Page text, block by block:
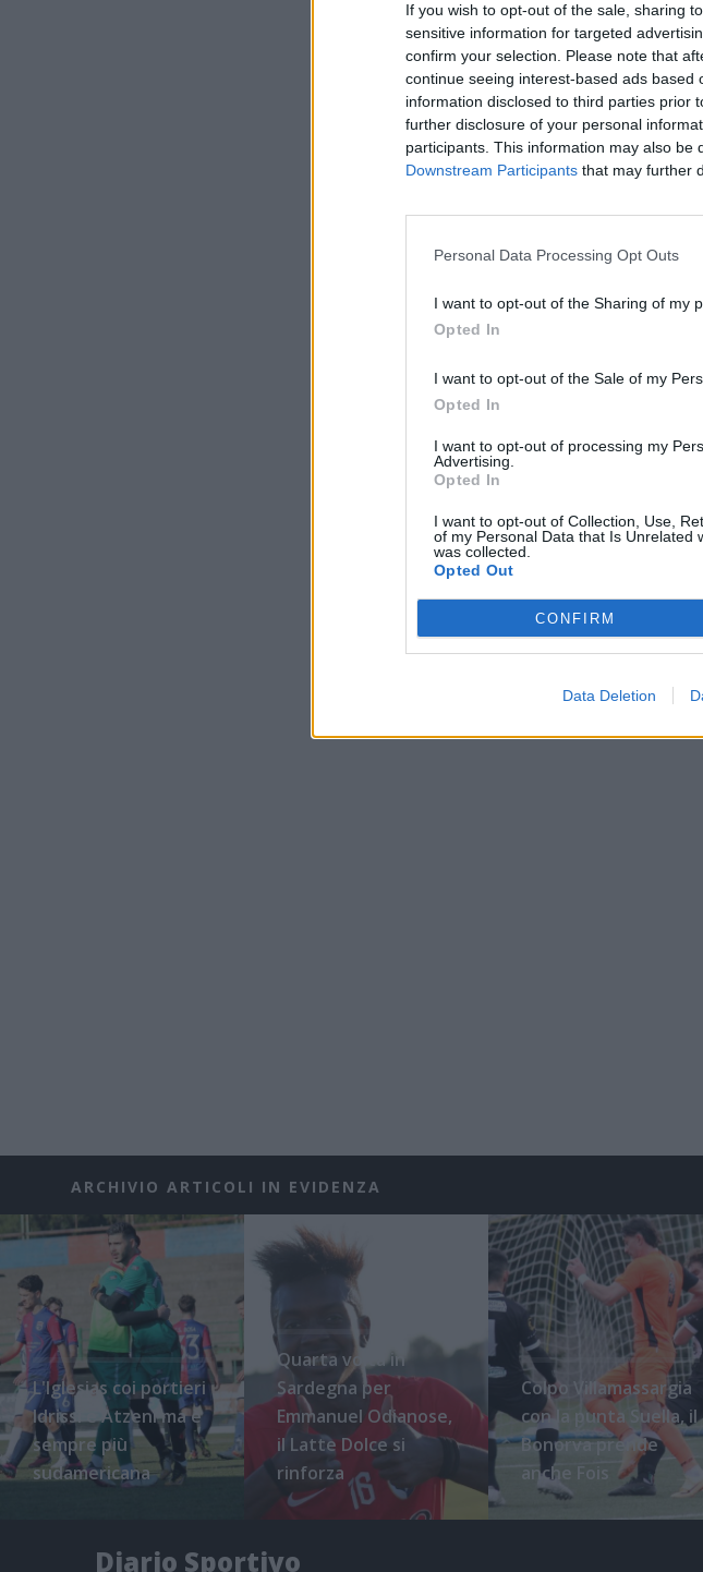
If you wish to opt-out of the sale, sharing
sensitive information for targeted
confirm your selection. Please note that
continue seeing interest-based ads
information disclosed to third parties prior
further disclosure of your personal
participants. This information may also be
Downstream Participants that may further
Personal Data Processing Opt Outs
I want to opt-out of the Sharing of my
Opted In
I want to opt-out of the Sale of my
Opted In
I want to opt-out of processing my
Advertising.
Opted In
I want to opt-out of Collection, Use,
of my Personal Data that Is Unrelated
was collected.
Opted Out
CONFIRM
Data Deletion
ARCHIVIO ARTICOLI IN EVIDENZA
L'Iglesias coi portieri
Idrissi e Atzeni ma è
sempre più
sudamericana
Quarta volta in
Sardegna per
Emmanuel Odianose,
il Latte Dolce si
rinforza
Colpo Villamassargia
con la punta Suella, il
Bonorva prende
anche Fois
Diario Sportivo